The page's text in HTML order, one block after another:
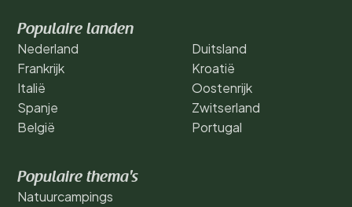
Populaire landen
Nederland
Frankrijk
Italië
Spanje
België
Duitsland
Kroatië
Oostenrijk
Zwitserland
Portugal
Populaire thema's
Natuurcampings